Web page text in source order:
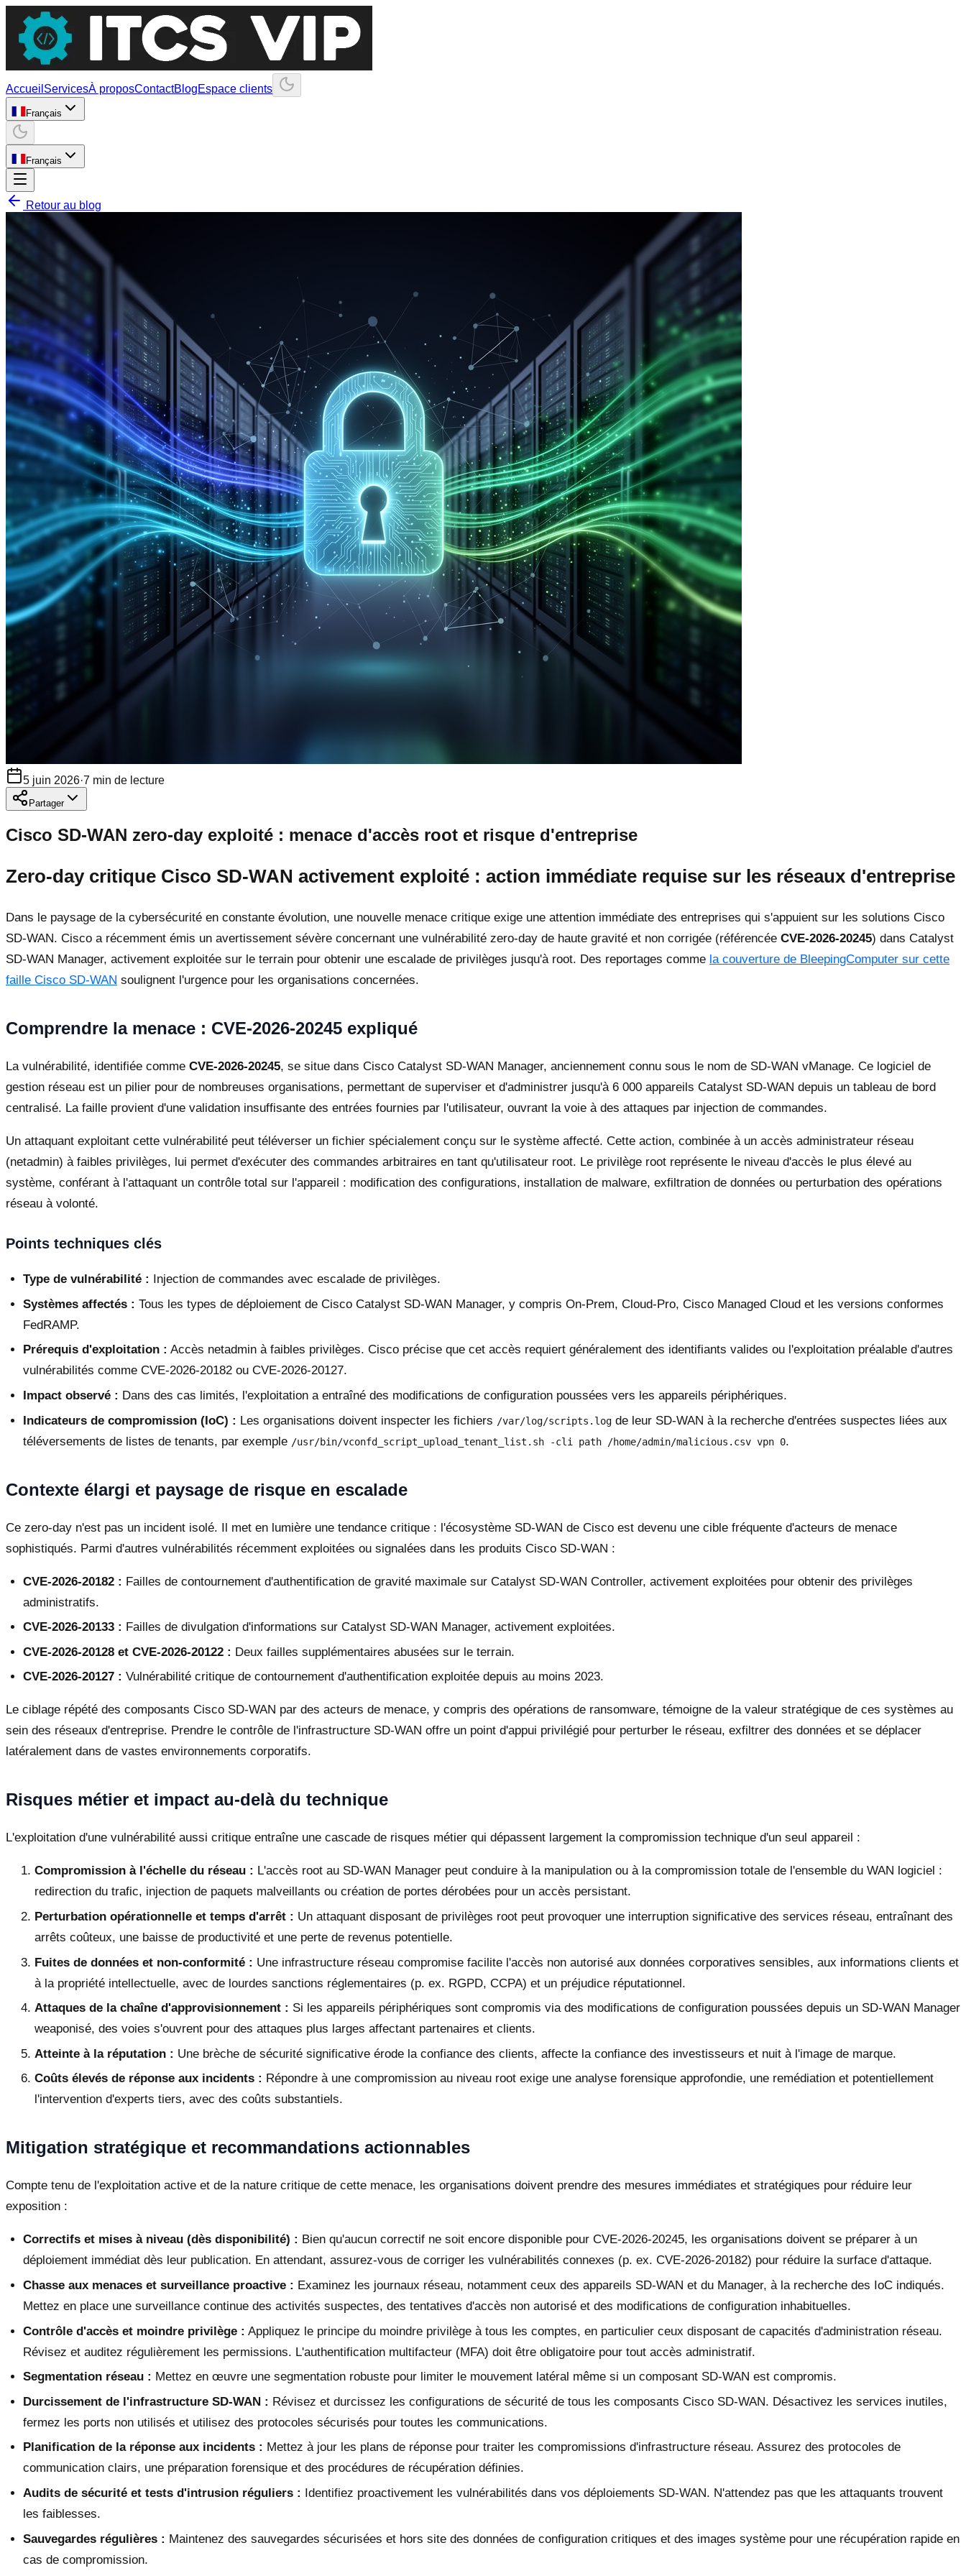
Accueil ServicesÀ proposContactBlogEspace clients
Français
Français
Retour au blog
5 juin 2026·7 min de lecture
Partager
Cisco SD-WAN zero-day exploité : menace d'accès root et risque d'entreprise
Zero-day critique Cisco SD-WAN activement exploité : action immédiate requise sur les réseaux d'entreprise
Dans le paysage de la cybersécurité en constante évolution, une nouvelle menace critique exige une attention immédiate des entreprises qui s'appuient sur les solutions Cisco
SD-WAN. Cisco a récemment émis un avertissement sévère concernant une vulnérabilité zero-day de haute gravité et non corrigée (référencée CVE-2026-20245) dans Catalyst
SD-WAN Manager, activement exploitée sur le terrain pour obtenir une escalade de privilèges jusqu'à root. Des reportages comme la couverture de BleepingComputer sur cette
faille Cisco SD-WAN soulignent l'urgence pour les organisations concernées.
Comprendre la menace : CVE-2026-20245 expliqué
La vulnérabilité, identifiée comme CVE-2026-20245, se situe dans Cisco Catalyst SD-WAN Manager, anciennement connu sous le nom de SD-WAN vManage. Ce logiciel de
gestion réseau est un pilier pour de nombreuses organisations, permettant de superviser et d'administrer jusqu'à 6 000 appareils Catalyst SD-WAN depuis un tableau de bord
centralisé. La faille provient d'une validation insuffisante des entrées fournies par l'utilisateur, ouvrant la voie à des attaques par injection de commandes.
Un attaquant exploitant cette vulnérabilité peut téléverser un fichier spécialement conçu sur le système affecté. Cette action, combinée à un accès administrateur réseau
(netadmin) à faibles privilèges, lui permet d'exécuter des commandes arbitraires en tant qu'utilisateur root. Le privilège root représente le niveau d'accès le plus élevé au
système, conférant à l'attaquant un contrôle total sur l'appareil : modification des configurations, installation de malware, exfiltration de données ou perturbation des opérations
réseau à volonté.
Points techniques clés
Type de vulnérabilité :
Injection de commandes avec escalade de privilèges.
Systèmes affectés : Tous les types de déploiement de Cisco Catalyst SD-WAN Manager, y compris On-Prem, Cloud-Pro, Cisco Managed Cloud et les versions conformes
FedRAMP.
Prérequis d'exploitation : Accès netadmin à faibles privilèges. Cisco précise que cet accès requiert généralement des identifiants valides ou l'exploitation préalable d'autres
vulnérabilités comme CVE-2026-20182 ou CVE-2026-20127.
Impact observé : Dans des cas limités, l'exploitation a entraîné des modifications de configuration poussées vers les appareils périphériques.
Indicateurs de compromission (IoC) : Les organisations doivent inspecter les fichiers /var/log/scripts.log de leur SD-WAN à la recherche d'entrées suspectes liées aux
téléversements de listes de tenants, par exemple /usr/bin/vconfd_script_upload_tenant_list.sh -cli path /home/admin/malicious.csv vpn 0.
Contexte élargi et paysage de risque en escalade
Ce zero-day n'est pas un incident isolé. Il met en lumière une tendance critique : l'écosystème SD-WAN de Cisco est devenu une cible fréquente d'acteurs de menace
sophistiqués. Parmi d'autres vulnérabilités récemment exploitées ou signalées dans les produits Cisco SD-WAN :
CVE-2026-20182 : Failles de contournement d'authentification de gravité maximale sur Catalyst SD-WAN Controller, activement exploitées pour obtenir des privilèges
administratifs.
CVE-2026-20133 : Failles de divulgation d'informations sur Catalyst SD-WAN Manager, activement exploitées.
CVE-2026-20128 et CVE-2026-20122 : Deux failles supplémentaires abusées sur le terrain.
CVE-2026-20127 : Vulnérabilité critique de contournement d'authentification exploitée depuis au moins 2023.
Le ciblage répété des composants Cisco SD-WAN par des acteurs de menace, y compris des opérations de ransomware, témoigne de la valeur stratégique de ces systèmes au
sein des réseaux d'entreprise. Prendre le contrôle de l'infrastructure SD-WAN offre un point d'appui privilégié pour perturber le réseau, exfiltrer des données et se déplacer
latéralement dans de vastes environnements corporatifs.
Risques métier et impact au-delà du technique
L'exploitation d'une vulnérabilité aussi critique entraîne une cascade de risques métier qui dépassent largement la compromission technique d'un seul appareil :
Compromission à l'échelle du réseau : L'accès root au SD-WAN Manager peut conduire à la manipulation ou à la compromission totale de l'ensemble du WAN logiciel :
redirection du trafic, injection de paquets malveillants ou création de portes dérobées pour un accès persistant.
Perturbation opérationnelle et temps d'arrêt : Un attaquant disposant de privilèges root peut provoquer une interruption significative des services réseau, entraînant des
arrêts coûteux, une baisse de productivité et une perte de revenus potentielle.
Fuites de données et non-conformité : Une infrastructure réseau compromise facilite l'accès non autorisé aux données corporatives sensibles, aux informations clients et
à la propriété intellectuelle, avec de lourdes sanctions réglementaires (p. ex. RGPD, CCPA) et un préjudice réputationnel.
Attaques de la chaîne d'approvisionnement : Si les appareils périphériques sont compromis via des modifications de configuration poussées depuis un SD-WAN Manager
weaponisé, des voies s'ouvrent pour des attaques plus larges affectant partenaires et clients.
Atteinte à la réputation : Une brèche de sécurité significative érode la confiance des clients, affecte la confiance des investisseurs et nuit à l'image de marque.
Coûts élevés de réponse aux incidents : Répondre à une compromission au niveau root exige une analyse forensique approfondie, une remédiation et potentiellement
l'intervention d'experts tiers, avec des coûts substantiels.
Mitigation stratégique et recommandations actionnables
Compte tenu de l'exploitation active et de la nature critique de cette menace, les organisations doivent prendre des mesures immédiates et stratégiques pour réduire leur
exposition :
Correctifs et mises à niveau (dès disponibilité) : Bien qu'aucun correctif ne soit encore disponible pour CVE-2026-20245, les organisations doivent se préparer à un
déploiement immédiat dès leur publication. En attendant, assurez-vous de corriger les vulnérabilités connexes (p. ex. CVE-2026-20182) pour réduire la surface d'attaque.
Chasse aux menaces et surveillance proactive : Examinez les journaux réseau, notamment ceux des appareils SD-WAN et du Manager, à la recherche des IoC indiqués.
Mettez en place une surveillance continue des activités suspectes, des tentatives d'accès non autorisé et des modifications de configuration inhabituelles.
Contrôle d'accès et moindre privilège : Appliquez le principe du moindre privilège à tous les comptes, en particulier ceux disposant de capacités d'administration réseau.
Révisez et auditez régulièrement les permissions. L'authentification multifacteur (MFA) doit être obligatoire pour tout accès administratif.
Segmentation réseau : Mettez en œuvre une segmentation robuste pour limiter le mouvement latéral même si un composant SD-WAN est compromis.
Durcissement de l'infrastructure SD-WAN : Révisez et durcissez les configurations de sécurité de tous les composants Cisco SD-WAN. Désactivez les services inutiles,
fermez les ports non utilisés et utilisez des protocoles sécurisés pour toutes les communications.
Planification de la réponse aux incidents : Mettez à jour les plans de réponse pour traiter les compromissions d'infrastructure réseau. Assurez des protocoles de
communication clairs, une préparation forensique et des procédures de récupération définies.
Audits de sécurité et tests d'intrusion réguliers : Identifiez proactivement les vulnérabilités dans vos déploiements SD-WAN. N'attendez pas que les attaquants trouvent
les faiblesses.
Sauvegardes régulières : Maintenez des sauvegardes sécurisées et hors site des données de configuration critiques et des images système pour une récupération rapide en
cas de compromission.